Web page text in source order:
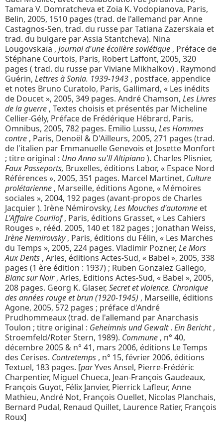
Tamara V. Domratcheva et Zoïa K. Vodopianova, Paris,
Belin, 2005, 1510 pages (trad. de l'allemand par Anne
Castagnos-Sen, trad. du russe par Tatiana Zazerskaia et
trad. du bulgare par Assia Stantcheva). Nina
Lougovskaïa , Journal d'une écolière soviétique , Préface de
Stéphane Courtois, Paris, Robert Laffont, 2005, 320
pages ( trad. du russe par Viviane Mikhalkov) . Raymond
Guérin, Lettres à Sonia. 1939-1943 , postface, appendice
et notes Bruno Curatolo, Paris, Gallimard, « Les inédits
de Doucet », 2005, 349 pages. André Chamson, Les Livres
de la guerre , Textes choisis et présentés par Micheline
Cellier-Gély, Préface de Frédérique Hébrard, Paris,
Omnibus, 2005, 782 pages. Emilio Lussu, Les Hommes
contre , Paris, Denoël & D'Ailleurs, 2005, 271 pages (trad.
de l'italien par Emmanuelle Genevois et Josette Monfort
; titre original : Uno Anno su'll Altipiano). Charles Plisnier,
Faux Passeports, Bruxelles, éditions Labor, « Espace Nord
Références », 2005, 351 pages. Marcel Martinet, Culture
prolétarienne , Marseille, éditions Agone, « Mémoires
sociales », 2004, 192 pages (avant-propos de Charles
Jacquier ). Irène Némirovsky, Les Mouches d'automne et
L'Affaire Courilof, Paris, éditions Grasset, « Les Cahiers
Rouges », rééd. 2005, 140 et 182 pages ; Jonathan Weiss,
Irène Nemirovsky, Paris, éditions du Félin, « Les Marches
du Temps », 2005, 224 pages. Vladimir Pozner, Le Mors
Aux Dents , Arles, éditions Actes-Sud, « Babel », 2005, 338
pages (1 ère édition : 1937) ; Ruben Gonzalez Gallego,
Blanc sur Noir, Arles, Editions Actes-Sud, « Babel », 2005,
208 pages. Georg K. Glaser, Secret et violence. Chronique
des années rouge et brun (1920-1945) , Marseille, éditions
Agone, 2005, 572 pages ; préface d'André
Prudhommeaux (trad. de l'allemand par Anarchasis
Toulon ; titre original : Geheimnis und Gewalt. Ein Bericht,
Stroemfeld/Roter Stern, 1989). Commune , n° 40,
décembre 2005 & n° 41, mars 2006, éditions Le Temps
des Cerises. Contretemps , n° 15, février 2006, éditions
Textuel, 183 pages. [parYves Ansel, Pierre-Frédéric
Charpentier, Miguel Chueca, Jean-François Gaudeaux,
François Guyot, Félix Janvier, Pierrick Lafleur, Anne
Mathieu, André Not, François Ouellet, Nicolas Planchais,
Bernard Pudal, Renaud Quillet, Laurence Ratier, François
Roux]